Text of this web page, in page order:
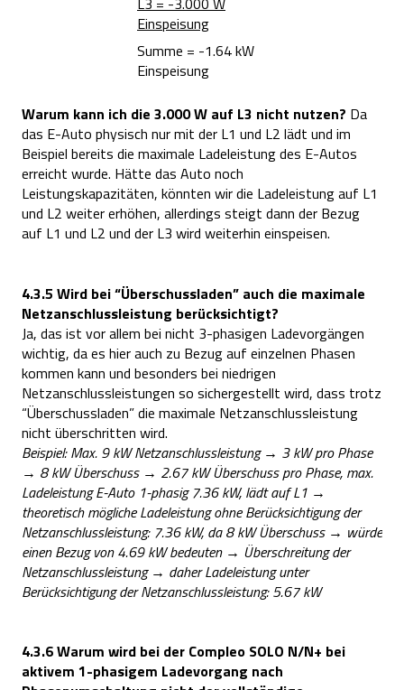
Einspeisung
Summe = -1.64 kW
Einspeisung
Warum kann ich die 3.000 W auf L3 nicht nutzen? Da
das E-Auto physisch nur mit der L1 und L2 lädt und im
Beispiel bereits die maximale Ladeleistung des E-Autos
erreicht wurde. Hätte das Auto noch
Leistungskapazitäten, könnten wir die Ladeleistung auf L1
und L2 weiter erhöhen, allerdings steigt dann der Bezug
auf L1 und L2 und der L3 wird weiterhin einspeisen.
4.3.5 Wird bei “Überschussladen” auch die maximale
Netzanschlussleistung berücksichtigt?
Ja, das ist vor allem bei nicht 3-phasigen Ladevorgängen
wichtig, da es hier auch zu Bezug auf einzelnen Phasen
kommen kann und besonders bei niedrigen
Netzanschlussleistungen so sichergestellt wird, dass trotz
“Überschussladen” die maximale Netzanschlussleistung
nicht überschritten wird.
Beispiel: Max. 9 kW Netzanschlussleistung → 3 kW pro Phase
→ 8 kW Überschuss → 2.67 kW Überschuss pro Phase, max.
Ladeleistung E-Auto 1-phasig 7.36 kW, lädt auf L1 →
theoretisch mögliche Ladeleistung ohne Berücksichtigung der
Netzanschlussleistung: 7.36 kW, da 8 kW Überschuss → würde
einen Bezug von 4.69 kW bedeuten → Überschreitung der
Netzanschlussleistung → daher Ladeleistung unter
Berücksichtigung der Netzanschlussleistung: 5.67 kW
4.3.6 Warum wird bei der Compleo SOLO N/N+ bei
aktivem 1-phasigem Ladevorgang nach